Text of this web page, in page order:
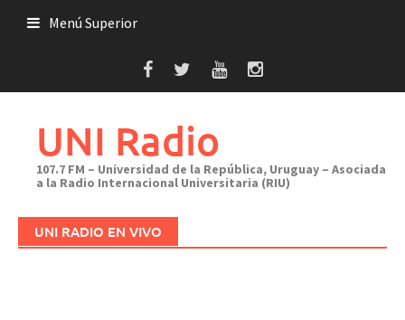
Menú Superior
UNI Radio
107.7 FM – Universidad de la República, Uruguay – Asociada
a la Radio Internacional Universitaria (RIU)
UNI RADIO EN VIVO